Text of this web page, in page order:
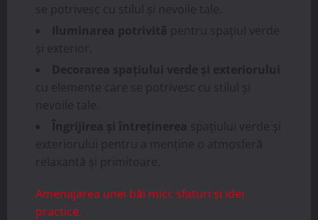
se potrivesc cu stilul și nevoile tale.
Iluminarea potrivită pentru spațiul verde
și exterior.
Decorarea spațiului verde și exteriorului
cu elemente care se potrivesc cu stilul și
nevoile tale.
Îngrijirea și întreținerea spațiului verde și
exteriorului pentru a menține o atmosferă
relaxantă și primitoare.
Amenajarea unei băi mici: sfaturi și idei
practice.